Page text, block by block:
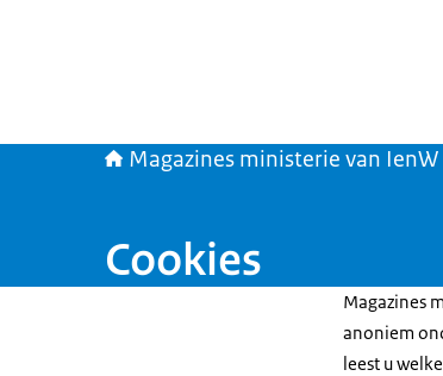
Magazines ministerie van IenW
Cookies
Magazines
anoniem
leest u